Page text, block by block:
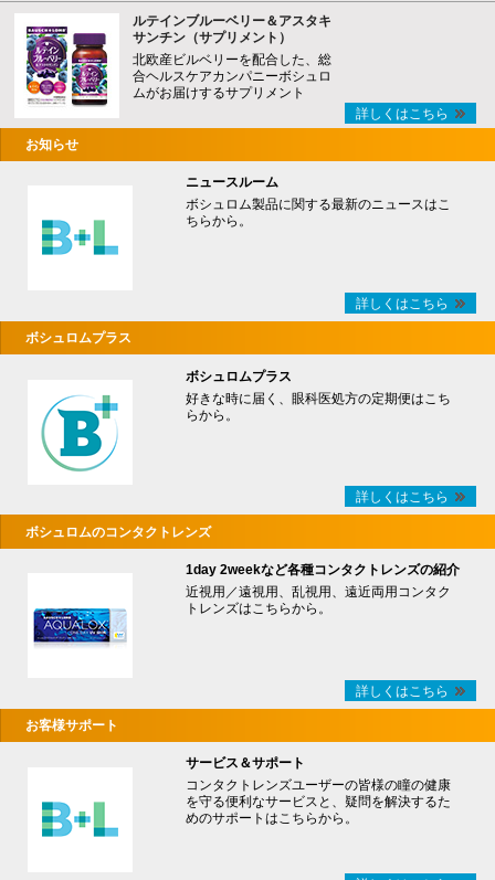
ルテインブルーベリー＆アスタキ
サンチン（サプリメント）
北欧産ビルベリーを配合した、総
合ヘルスケアカンパニーボシュロ
ムがお届けするサプリメント
詳しくはこちら
お知らせ
ニュースルーム
ボシュロム製品に関する最新のニュースはこ
ちらから。
詳しくはこちら
ボシュロムプラス
ボシュロムプラス
好きな時に届く、眼科医処方の定期便はこち
らから。
詳しくはこちら
ボシュロムのコンタクトレンズ
1day 2weekなど各種コンタクトレンズの紹介
近視用／遠視用、乱視用、遠近両用コンタク
トレンズはこちらから。
詳しくはこちら
お客様サポート
サービス＆サポート
コンタクトレンズユーザーの皆様の瞳の健康
を守る便利なサービスと、疑問を解決するた
めのサポートはこちらから。